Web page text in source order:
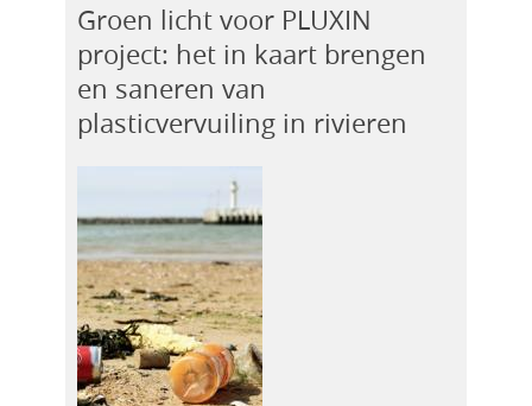
Groen licht voor PLUXIN
project: het in kaart brengen
en saneren van
plasticvervuiling in rivieren